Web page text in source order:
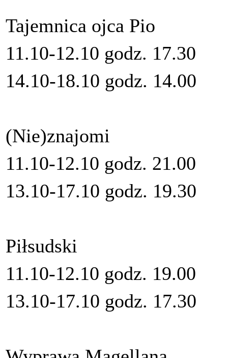
Tajemnica ojca Pio
11.10-12.10 godz. 17.30
14.10-18.10 godz. 14.00
(Nie)znajomi
11.10-12.10 godz. 21.00
13.10-17.10 godz. 19.30
Piłsudski
11.10-12.10 godz. 19.00
13.10-17.10 godz. 17.30